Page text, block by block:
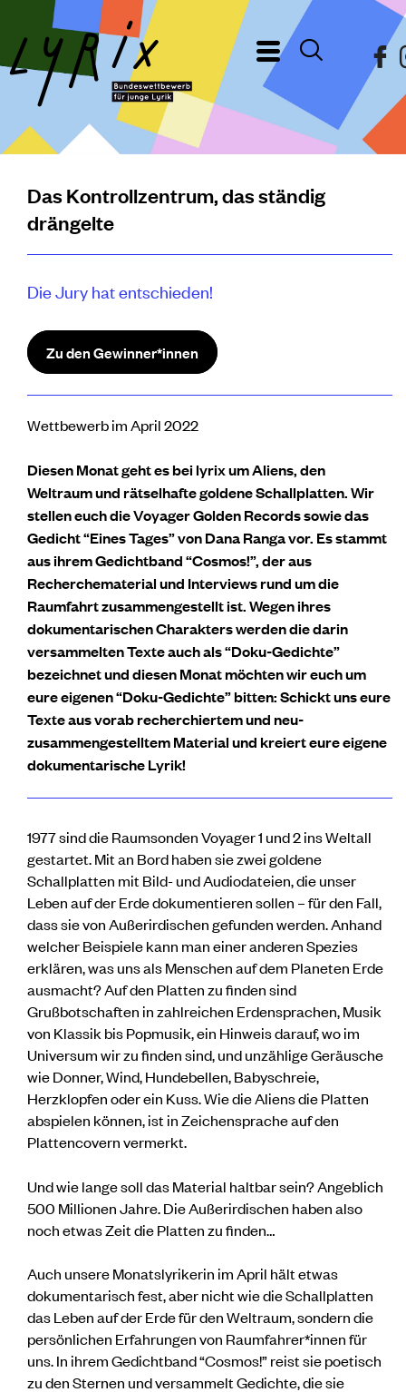
Das Kontrollzentrum, das ständig
drängelte
Die Jury hat entschieden!
Zu den Gewinner*innen
Wettbewerb im April 2022
Diesen Monat geht es bei lyrix um Aliens, den
Weltraum und rätselhafte goldene Schallplatten. Wir
stellen euch die Voyager Golden Records sowie das
Gedicht “Eines Tages” von Dana Ranga vor. Es stammt
aus ihrem Gedichtband “Cosmos!”, der aus
Recherchematerial und Interviews rund um die
Raumfahrt zusammengestellt ist. Wegen ihres
dokumentarischen Charakters werden die darin
versammelten Texte auch als “Doku-Gedichte”
bezeichnet und diesen Monat möchten wir euch um
eure eigenen “Doku-Gedichte” bitten: Schickt uns eure
Texte aus vorab recherchiertem und neu-
zusammengestelltem Material und kreiert eure eigene
dokumentarische Lyrik!
1977 sind die Raumsonden Voyager 1 und 2 ins Weltall
gestartet. Mit an Bord haben sie zwei goldene
Schallplatten mit Bild- und Audiodateien, die unser
Leben auf der Erde dokumentieren sollen – für den Fall,
dass sie von Außerirdischen gefunden werden. Anhand
welcher Beispiele kann man einer anderen Spezies
erklären, was uns als Menschen auf dem Planeten Erde
ausmacht? Auf den Platten zu finden sind
Grußbotschaften in zahlreichen Erdensprachen, Musik
von Klassik bis Popmusik, ein Hinweis darauf, wo im
Universum wir zu finden sind, und unzählige Geräusche
wie Donner, Wind, Hundebellen, Babyschreie,
Herzklopfen oder ein Kuss. Wie die Aliens die Platten
abspielen können, ist in Zeichensprache auf den
Plattencovern vermerkt.
Und wie lange soll das Material haltbar sein? Angeblich
500 Millionen Jahre. Die Außerirdischen haben also
noch etwas Zeit die Platten zu finden…
Auch unsere Monatslyrikerin im April hält etwas
dokumentarisch fest, aber nicht wie die Schallplatten
das Leben auf der Erde für den Weltraum, sondern die
persönlichen Erfahrungen von Raumfahrer*innen für
uns. In ihrem Gedichtband “Cosmos!” reist sie poetisch
zu den Sternen und versammelt Gedichte, die sie